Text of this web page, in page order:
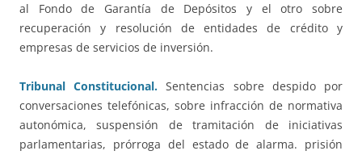
al Fondo de Garantía de Depósitos y el otro sobre
recuperación y resolución de entidades de crédito y
empresas de servicios de inversión.
Tribunal Constitucional. Sentencias sobre despido por
conversaciones telefónicas, sobre infracción de normativa
autonómica, suspensión de tramitación de iniciativas
parlamentarias, prórroga del estado de alarma. prisión